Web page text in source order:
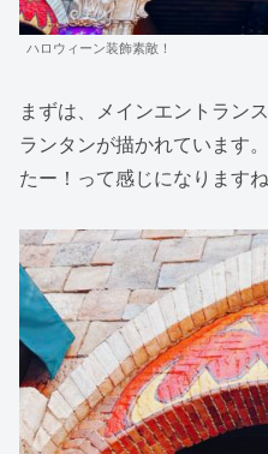
ハロウィーン装飾素敵！
まずは、メインエントラン
ランタンが描かれています
たー！って感じになりますね